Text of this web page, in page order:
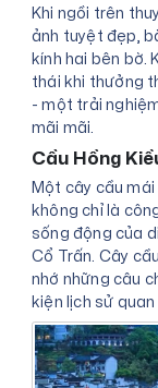
Khi ngồi trên
ảnh tuyệt đẹp,
kính hai bên bờ.
thái khi thưởng
- một trải
mãi mãi.
Cầu Hồng
Một cây cầu
không chỉ là
sống động của
Cổ Trấn. Cây
nhớ những câu
kiện lịch sử